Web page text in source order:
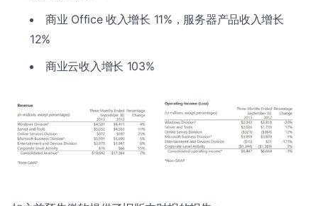
商业 Office 收入增长 11%，服务器产品收入增长
12%
商业云收入增长 103%